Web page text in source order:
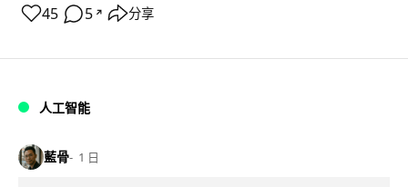
45 5 ↗ 分享
人工智能
藍骨 1 日